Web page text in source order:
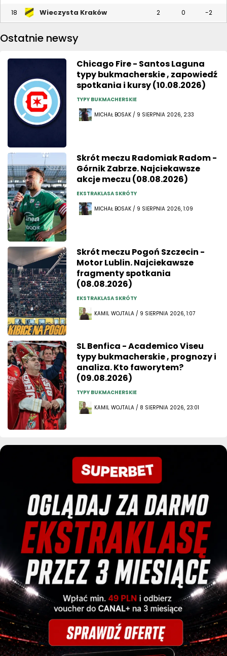
18 Wieczysta Kraków 2 0 -2
Ostatnie newsy
Chicago Fire - Santos Laguna
typy bukmacherskie , zapowiedź
spotkania i kursy (10.08.2026)
TYPY BUKMACHERSKIE
MICHAŁ BOSAK / 9 SIERPNIA 2026, 2:33
Skrót meczu Radomiak Radom -
Górnik Zabrze. Najciekawsze
akcje meczu (08.08.2026)
EKSTRAKLASA SKRÓTY
MICHAŁ BOSAK / 9 SIERPNIA 2026, 1:09
Skrót meczu Pogoń Szczecin -
Motor Lublin. Najciekawsze
fragmenty spotkania
(08.08.2026)
EKSTRAKLASA SKRÓTY
KAMIL WOJTALA / 9 SIERPNIA 2026, 1:07
SL Benfica - Academico Viseu
typy bukmacherskie , prognozy i
analiza. Kto faworytem?
(09.08.2026)
TYPY BUKMACHERSKIE
KAMIL WOJTALA / 8 SIERPNIA 2026, 23:01